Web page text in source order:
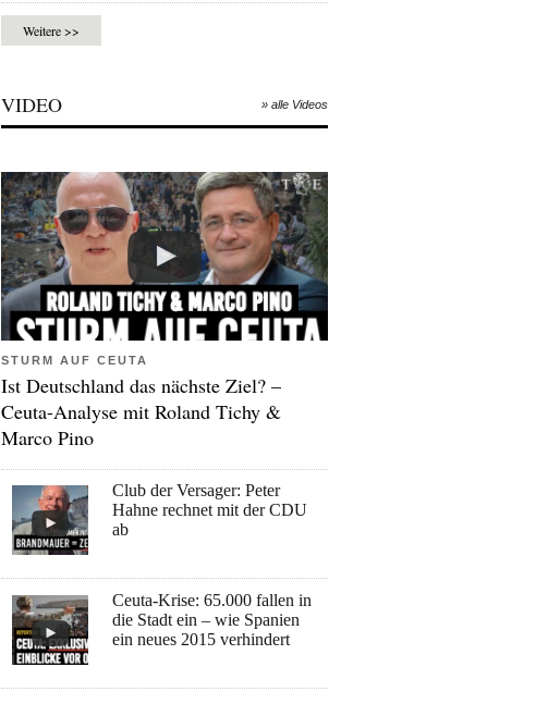
Weitere >>
VIDEO » alle Videos
STURM AUF CEUTA
Ist Deutschland das nächste Ziel? –
Ceuta-Analyse mit Roland Tichy &
Marco Pino
Club der Versager: Peter
Hahne rechnet mit der CDU
ab
Ceuta-Krise: 65.000 fallen in
die Stadt ein – wie Spanien
ein neues 2015 verhindert